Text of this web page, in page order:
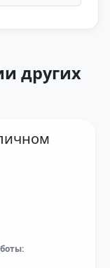
других